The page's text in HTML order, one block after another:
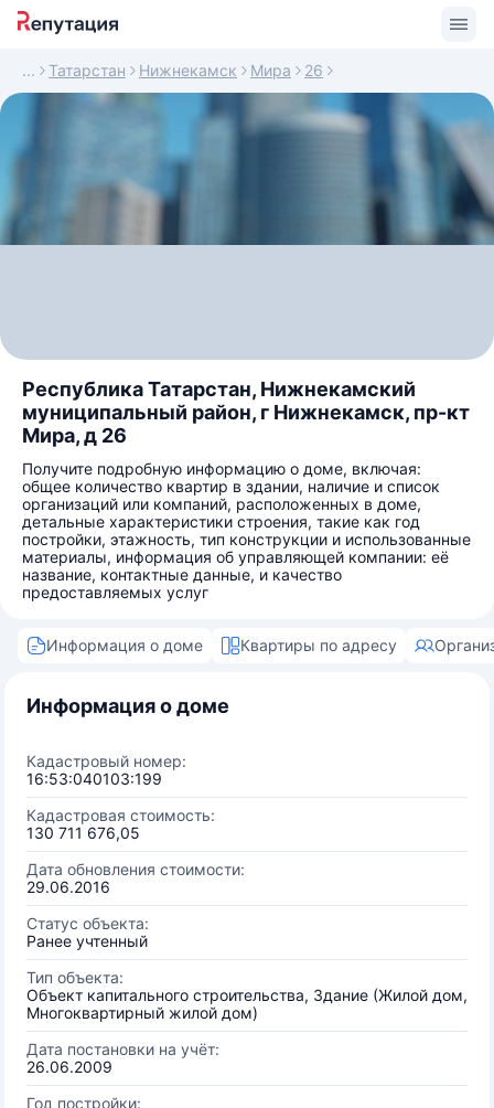
Татарстан Нижнекамск Мира 26
Республика Татарстан, Нижнекамский
муниципальный район, г Нижнекамск, пр-кт
Мира, д 26
Получите подробную информацию о доме, включая:
общее количество квартир в здании, наличие и список
организаций или компаний, расположенных в доме,
детальные характеристики строения, такие как год
постройки, этажность, тип конструкции и использованные
материалы, информация об управляющей компании: её
название, контактные данные, и качество
предоставляемых услуг
Информация о доме Квартиры по адресу
Информация о доме
Кадастровый номер:
16:53:040103:199
Кадастровая стоимость:
130 711 676,05
Дата обновления стоимости:
29.06.2016
Статус объекта:
Ранее учтенный
Тип объекта:
Объект капитального строительства, Здание (Жилой дом,
Многоквартирный жилой дом)
Дата постановки на учёт:
26.06.2009
Год постройки: